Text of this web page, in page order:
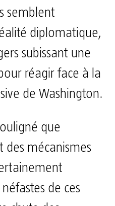
semblent
diplomatique,
subissant une
réagir face à la
de Washington.
que
des mécanismes
de ces